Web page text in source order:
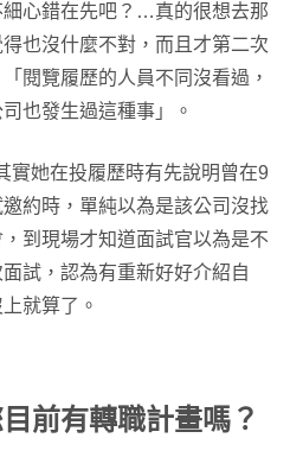
心錯在先吧？…真的很想去那
也沒什麼不對，而且才第二次
閱覽履歷的人員不同沒看過，
也發生過這種事」。
實她在投履歷時有先說明曾在9
約時，單純以為是該公司沒找
到現場才知道面試官以為是不
試，認為有重新好好介紹自
就算了。
前有轉職計畫嗎？